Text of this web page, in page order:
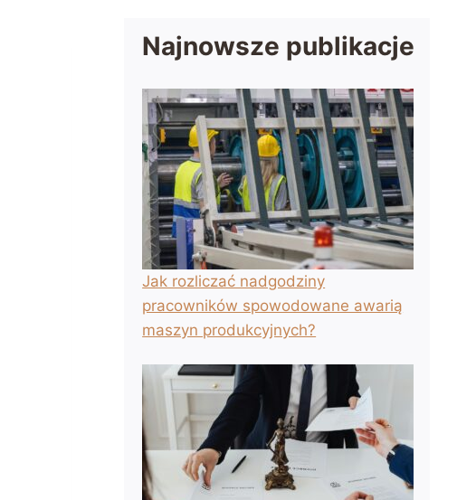
Najnowsze publikacje
Jak rozliczać nadgodziny
pracowników spowodowane awarią
maszyn produkcyjnych?